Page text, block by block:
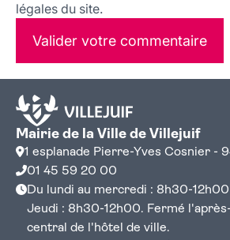
légales du site.
Valider votre commentaire
Mairie de la Ville de Villejuif
1 esplanade Pierre-Yves Cosnier -
01 45 59 20 00
Du lundi au mercredi : 8h30-
Jeudi : 8h30-12h00. Fermé
central de l'hôtel de ville.